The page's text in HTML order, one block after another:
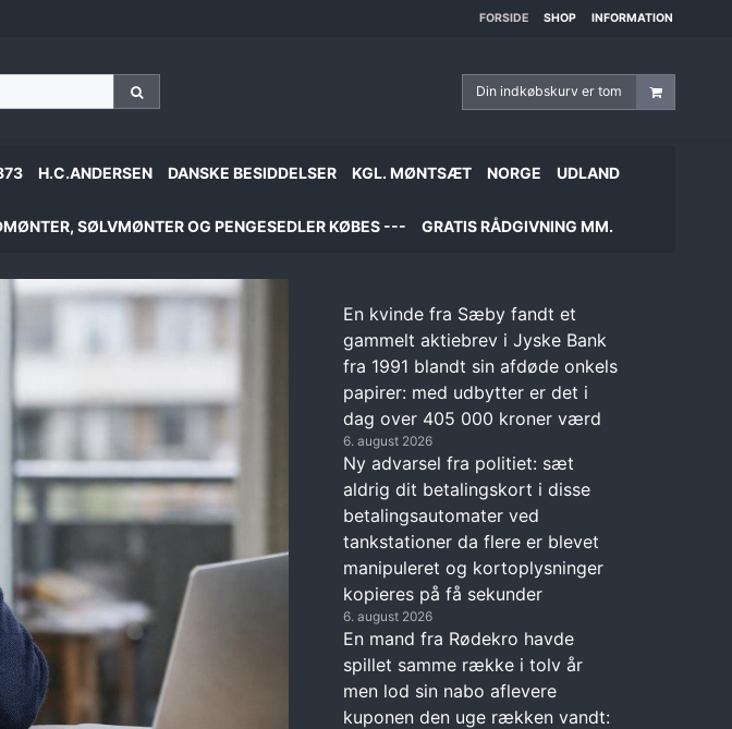
FORSIDE SHOP INFORMATION
Din indkøbskurv er tom
H.C.ANDERSEN DANSKE BESIDDELSER KGL. MØNTSÆT NORGE UDLAND
SØLVMØNTER OG PENGESEDLER KØBES --- GRATIS RÅDGIVNING MM.
En kvinde fra Sæby fandt et
gammelt aktiebrev i Jyske Bank
fra 1991 blandt sin afdøde onkels
papirer: med udbytter er det i
dag over 405 000 kroner værd
6. august 2026
Ny advarsel fra politiet: sæt
aldrig dit betalingskort i disse
betalingsautomater ved
tankstationer da flere er blevet
manipuleret og kortoplysninger
kopieres på få sekunder
6. august 2026
En mand fra Rødekro havde
spillet samme række i tolv år
men lod sin nabo aflevere
kuponen den uge rækken vandt: